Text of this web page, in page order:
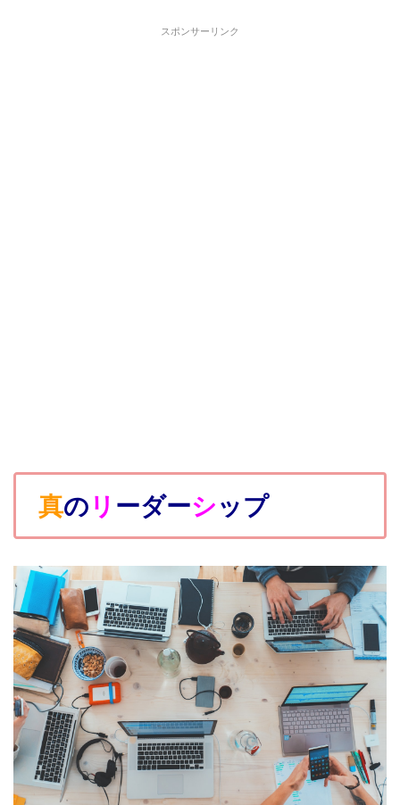
スポンサーリンク
真の リ ーダーシップ